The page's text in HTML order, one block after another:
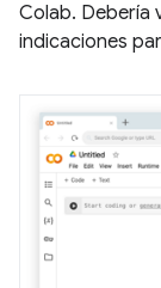
Colab. Debería
indicaciones